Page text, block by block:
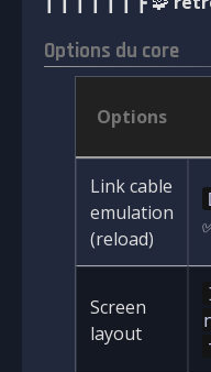
Options du core
Options
Link cable
emulation
(reload)
Screen
layout